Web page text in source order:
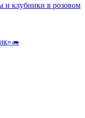
и клубники в розовом